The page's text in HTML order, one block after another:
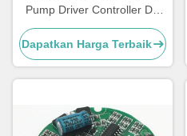
Pump Driver Controller DC
Motor Speed Regulator
Kecepatan Pulse Signal
Output 3A
Dapatkan Harga Terbaik